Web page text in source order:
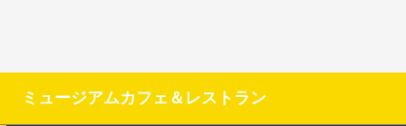
ミュージアムカフェ＆レストラン